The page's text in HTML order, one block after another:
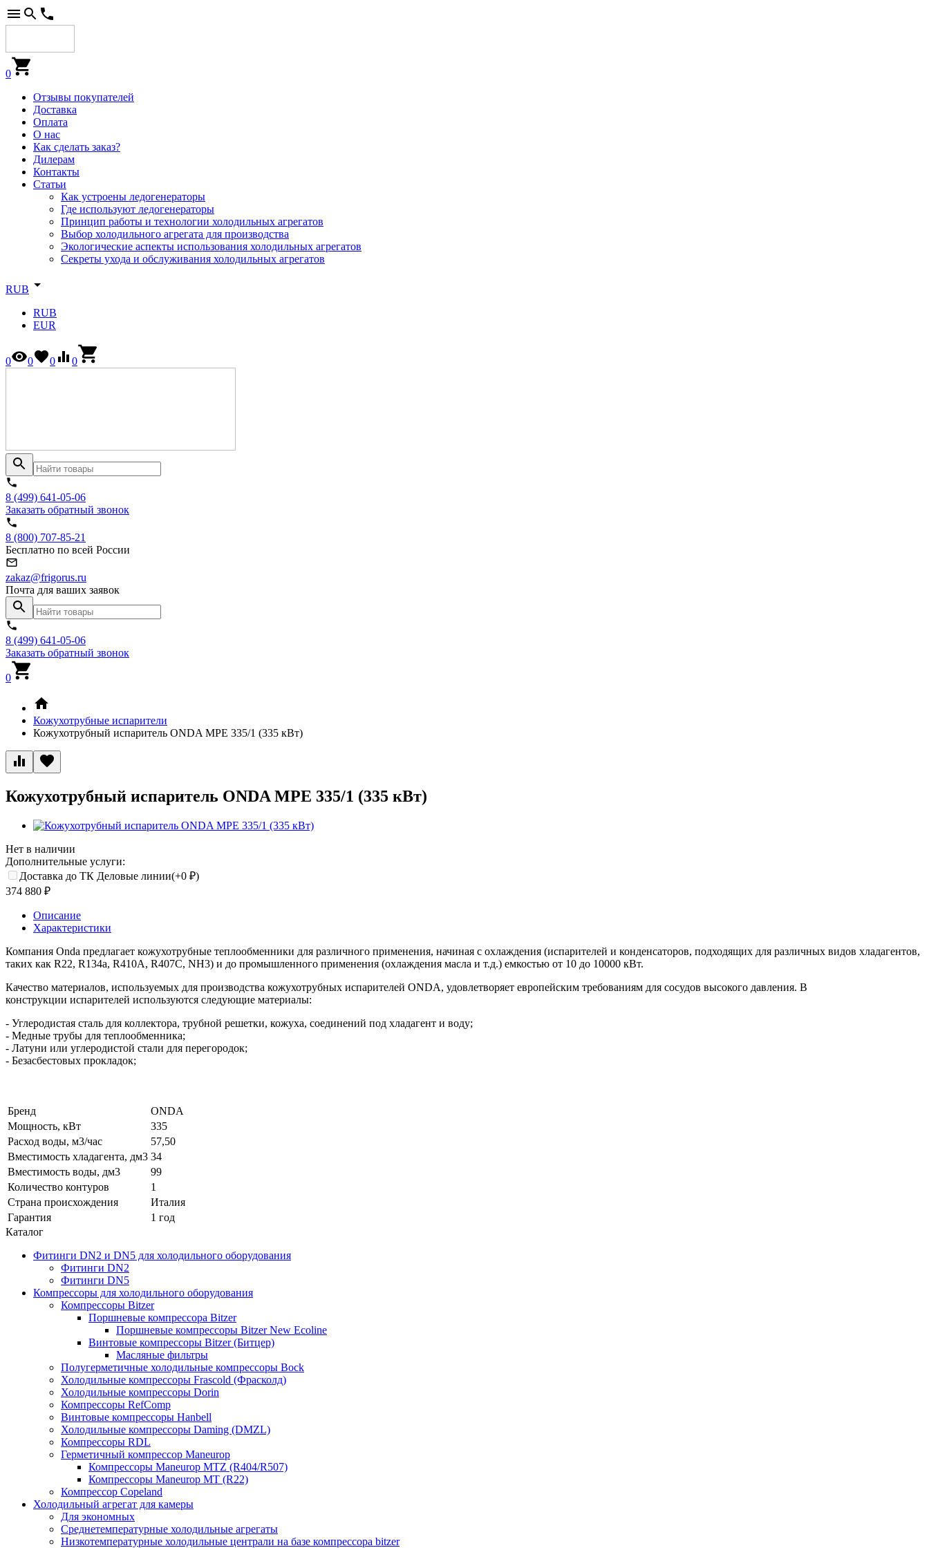
0
Отзывы покупателей
Доставка
Оплата
О нас
Как сделать заказ?
Дилерам
Контакты
Статьи
Как устроены ледогенераторы
Где используют ледогенераторы
Принцип работы и технологии холодильных агрегатов
Выбор холодильного агрегата для производства
Экологические аспекты использования холодильных агрегатов
Секреты ухода и обслуживания холодильных агрегатов
RUB
RUB
EUR
0 0 0 0
8 (499) 641-05-06
Заказать обратный звонок
8 (800) 707-85-21
Бесплатно по всей России
zakaz@frigorus.ru
Почта для ваших заявок
8 (499) 641-05-06
Заказать обратный звонок
0
Кожухотрубные испарители
Кожухотрубный испаритель ONDA MPE 335/1 (335 кВт)
Кожухотрубный испаритель ONDA MPE 335/1 (335 кВт)
Нет в наличии
Дополнительные услуги:
Доставка до ТК Деловые линии(+0 ₽)
374 880 ₽
Описание
Характеристики
Компания Onda предлагает кожухотрубные теплообменники для различного применения, начиная с охлаждения (испарителей и конденсаторов, подходящих для различных видов хладагентов,
таких как R22, R134a, R410A, R407C, NH3) и до промышленного применения (охлаждения масла и т.д.) емкостью от 10 до 10000 кВт.
Качество материалов, используемых для производства кожухотрубных испарителей ONDA, удовлетворяет европейским требованиям для сосудов высокого давления. В
конструкции испарителей используются следующие материалы:
- Углеродистая сталь для коллектора, трубной решетки, кожуха, соединений под хладагент и воду;
- Медные трубы для теплообменника;
- Латуни или углеродистой стали для перегородок;
- Безасбестовых прокладок;
Бренд
ONDA
Мощность, кВт
335
Расход воды, м3/час
57,50
Вместимость хладагента, дм3 34
Вместимость воды, дм3
99
Количество контуров
1
Страна происхождения
Италия
Гарантия
1 год
Каталог
Фитинги DN2 и DN5 для холодильного оборудования
Фитинги DN2
Фитинги DN5
Компрессоры для холодильного оборудования
Компрессоры Bitzer
Поршневые компрессора Bitzer
Поршневые компрессоры Bitzer New Ecoline
Винтовые компрессоры Bitzer (Битцер)
Масляные фильтры
Полугерметичные холодильные компрессоры Bock
Холодильные компрессоры Frascold (Фрасколд)
Холодильные компрессоры Dorin
Компрессоры RefComp
Винтовые компрессоры Hanbell
Холодильные компрессоры Daming (DMZL)
Компрессоры RDL
Герметичный компрессор Maneurop
Компрессоры Maneurop MTZ (R404/R507)
Компрессоры Maneurop MT (R22)
Компрессор Copeland
Холодильный агрегат для камеры
Для экономных
Среднетемпературные холодильные агрегаты
Низкотемпературные холодильные централи на базе компрессора bitzer